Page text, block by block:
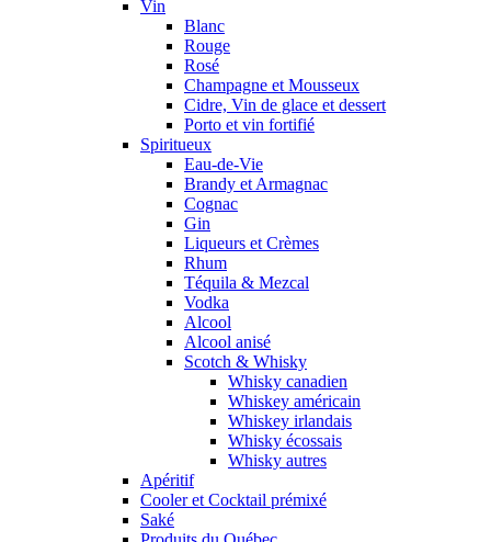
Vin
Blanc
Rouge
Rosé
Champagne et Mousseux
Cidre, Vin de glace et dessert
Porto et vin fortifié
Spiritueux
Eau-de-Vie
Brandy et Armagnac
Cognac
Gin
Liqueurs et Crèmes
Rhum
Téquila & Mezcal
Vodka
Alcool
Alcool anisé
Scotch & Whisky
Whisky canadien
Whiskey américain
Whiskey irlandais
Whisky écossais
Whisky autres
Apéritif
Cooler et Cocktail prémixé
Saké